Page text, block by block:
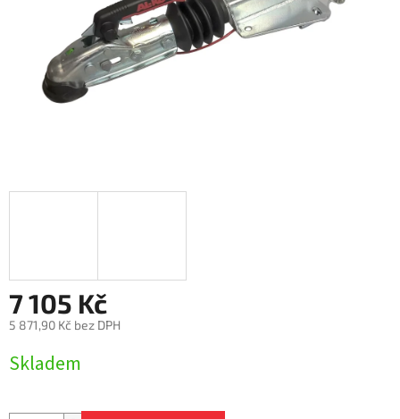
7 105 Kč
5 871,90 Kč bez DPH
cena:
Skladem